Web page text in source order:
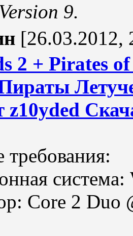
9.
[26.03.2012,
2 + Pirates
z10yded
Core 2